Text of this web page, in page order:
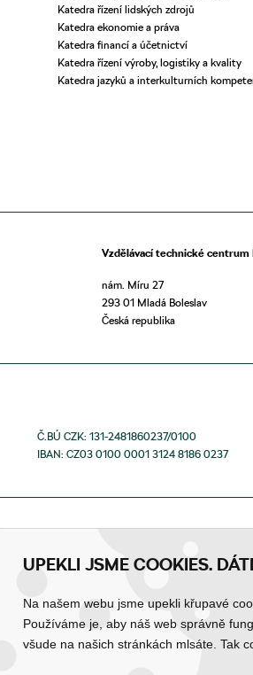
Katedra řízení lidských zdrojů
Katedra ekonomie a práva
Katedra financí a účetnictví
Katedra řízení výroby, logistiky a kvality
Katedra jazyků a interkulturních
Vzdělávací technické centrum
nám. Míru 27
293 01 Mladá Boleslav
Česká republika
Č.BÚ CZK: 131-2481860237/0100
IBAN: CZ03 0100 0001 3124 8186 0237
UPEKLI JSME COOKIES.
Na našem webu jsme upekli křupavé
Používáme je, aby náš web správně
všude na našich stránkách mlsáte. Tak